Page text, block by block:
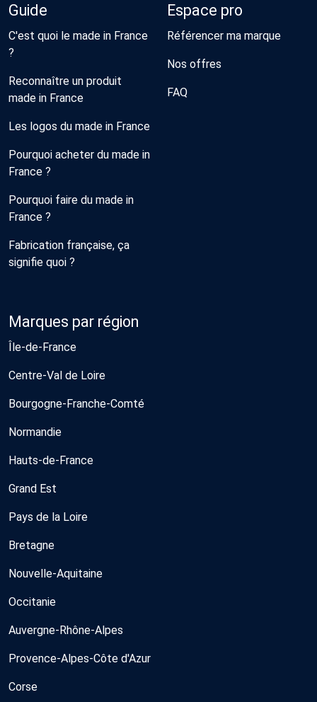
Guide
C'est quoi le made in France
?
Reconnaître un produit
made in France
Les logos du made in France
Pourquoi acheter du made in
France ?
Pourquoi faire du made in
France ?
Fabrication française, ça
signifie quoi ?
Espace pro
Référencer ma marque
Nos offres
FAQ
Marques par région
Île-de-France
Centre-Val de Loire
Bourgogne-Franche-Comté
Normandie
Hauts-de-France
Grand Est
Pays de la Loire
Bretagne
Nouvelle-Aquitaine
Occitanie
Auvergne-Rhône-Alpes
Provence-Alpes-Côte d'Azur
Corse